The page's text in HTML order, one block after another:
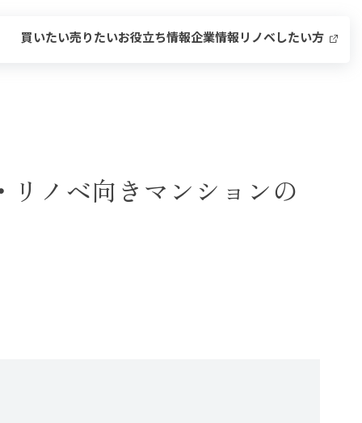
買いたい売りたいお役立ち情報企業情報リノベしたい方
ノベ向きマンションの